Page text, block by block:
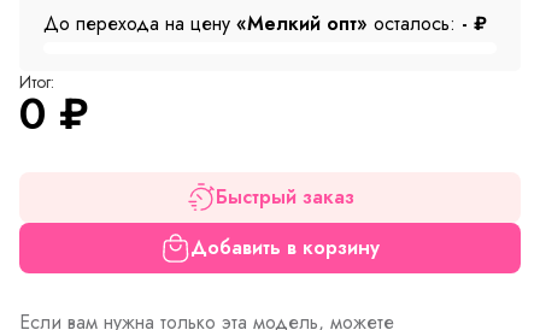
До перехода на цену «Мелкий опт» осталось: - ₽
Итог:
0 ₽
Быстрый заказ
Добавить в корзину
Если вам нужна только эта модель, можете